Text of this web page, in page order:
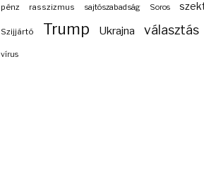
pénz rasszizmus sajtószabadság Soros
Szijjártó Trump Ukrajna választás
vírus